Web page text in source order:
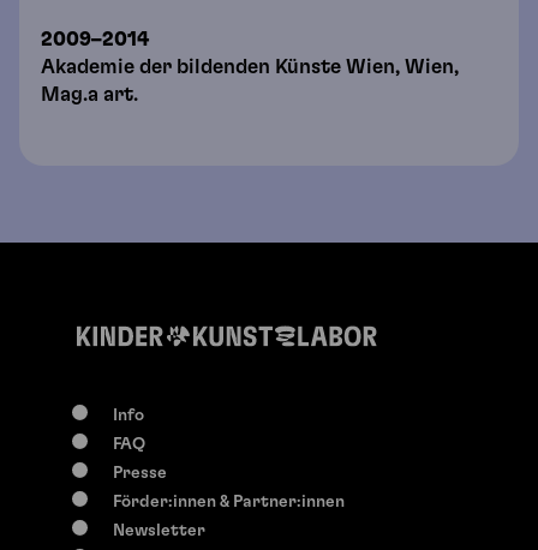
2009–2014
Akademie der bildenden Künste Wien, Wien,
Mag.a art.
Info
FAQ
Presse
Förder:innen & Partner:innen
Newsletter